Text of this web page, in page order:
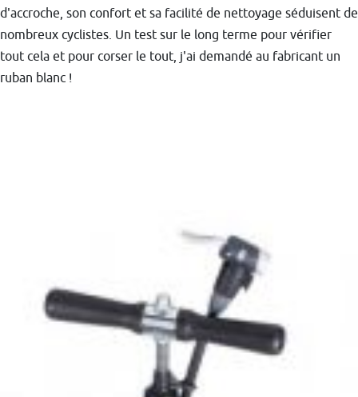
d'accroche, son confort et sa facilité de nettoyage séduisent de
nombreux cyclistes. Un test sur le long terme pour vérifier
tout cela et pour corser le tout, j'ai demandé au fabricant un
ruban blanc !